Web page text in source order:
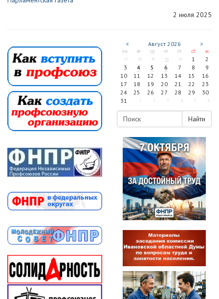
2 июля 2025
< Август 2026 >
пн вт ср чт пт сб вс
27 28 29 30 31 1
2
3
4 5 6 7 8
9
10
11 12 13 14 15
16
17
18 19 20 21 22
23
24
25 26 27 28 29
30
31
1 2 3 4 5 6
Найти